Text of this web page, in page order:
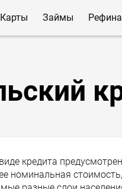
Карты Займы
кредита
номинальная